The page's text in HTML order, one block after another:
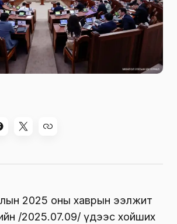
2025 оны хаврын ээлжит
/2025.07.09/ үдээс хойших